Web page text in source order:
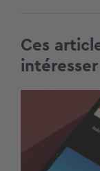
Ces
intéresser